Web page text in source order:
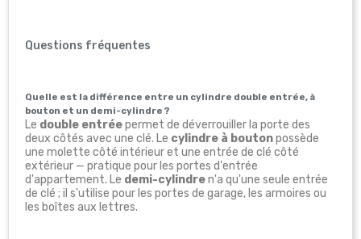
Questions fréquentes
Quelle est la différence entre un cylindre double entrée, à
bouton et un demi-cylindre ?
Le double entréepermet de déverrouiller la porte des
deux côtés avec une clé. Le cylindre à boutonpossède
une molette côté intérieur et une entrée de clé côté
extérieur — pratique pour les portes d'entrée
d'appartement. Le demi-cylindren'a qu'une seule entrée
de clé ; il s'utilise pour les portes de garage, les armoires ou
les boîtes aux lettres.